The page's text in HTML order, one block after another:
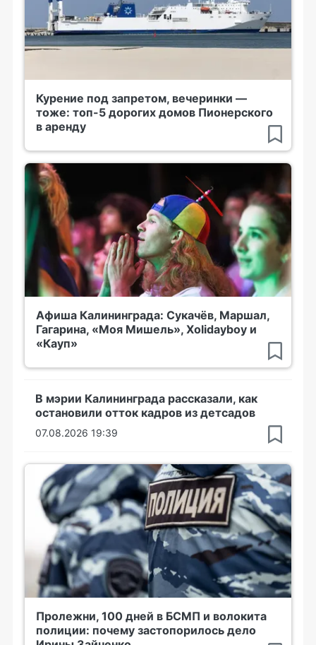
Курение под запретом, вечеринки —
тоже: топ-5 дорогих домов Пионерского
в аренду
Афиша Калининграда: Сукачёв, Маршал,
Гагарина, «Моя Мишель», Xolidayboy и
«Кауп»
В мэрии Калининграда рассказали, как
остановили отток кадров из детсадов
07.08.2026 19:39
Пролежни, 100 дней в БСМП и волокита
полиции: почему застопорилось дело